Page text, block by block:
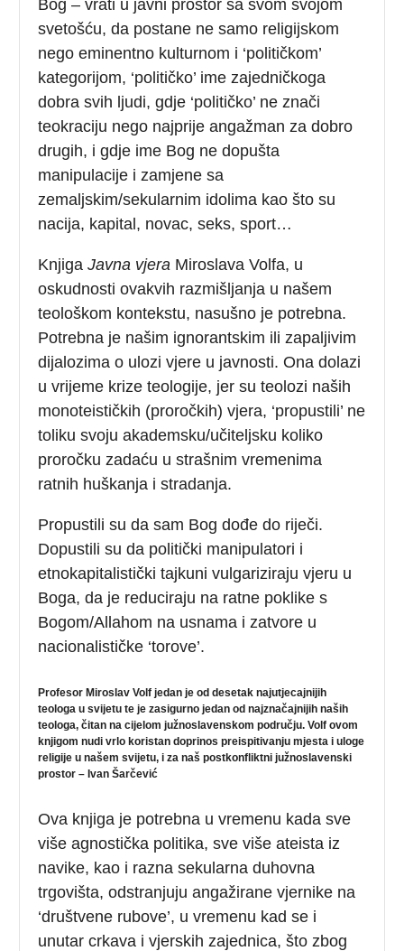
Bog – vrati u javni prostor sa svom svojom
svetošću, da postane ne samo religijskom
nego eminentno kulturnom i ‘političkom’
kategorijom, ‘političko’ ime zajedničkoga
dobra svih ljudi, gdje ‘političko’ ne znači
teokraciju nego najprije angažman za dobro
drugih, i gdje ime Bog ne dopušta
manipulacije i zamjene sa
zemaljskim/sekularnim idolima kao što su
nacija, kapital, novac, seks, sport…
KnjigaJavna vjera Miroslava Volfa, u
oskudnosti ovakvih razmišljanja u našem
teološkom kontekstu, nasušno je potrebna.
Potrebna je našim ignorantskim ili zapaljivim
dijalozima o ulozi vjere u javnosti. Ona dolazi
u vrijeme krize teologije, jer su teolozi naših
monoteističkih (proročkih) vjera, ‘propustili’ ne
toliku svoju akademsku/učiteljsku koliko
proročku zadaću u strašnim vremenima
ratnih huškanja i stradanja.
Propustili su da sam Bog dođe do riječi.
Dopustili su da politički manipulatori i
etnokapitalistički tajkuni vulgariziraju vjeru u
Boga, da je reduciraju na ratne poklike s
Bogom/Allahom na usnama i zatvore u
nacionalističke ‘torove’.
Profesor Miroslav Volf jedan je od desetak najutjecajnijih
teologa u svijetu te je zasigurno jedan od najznačajnijih naših
teologa, čitan na cijelom južnoslavenskom području. Volf ovom
knjigom nudi vrlo koristan doprinos preispitivanju mjesta i uloge
religije u našem svijetu, i za naš postkonfliktni južnoslavenski
prostor – Ivan Šarčević
Ova knjiga je potrebna u vremenu kada sve
više agnostička politika, sve više ateista iz
navike, kao i razna sekularna duhovna
trgovišta, odstranjuju angažirane vjernike na
‘društvene rubove’, u vremenu kad se i
unutar crkava i vjerskih zajednica, što zbog